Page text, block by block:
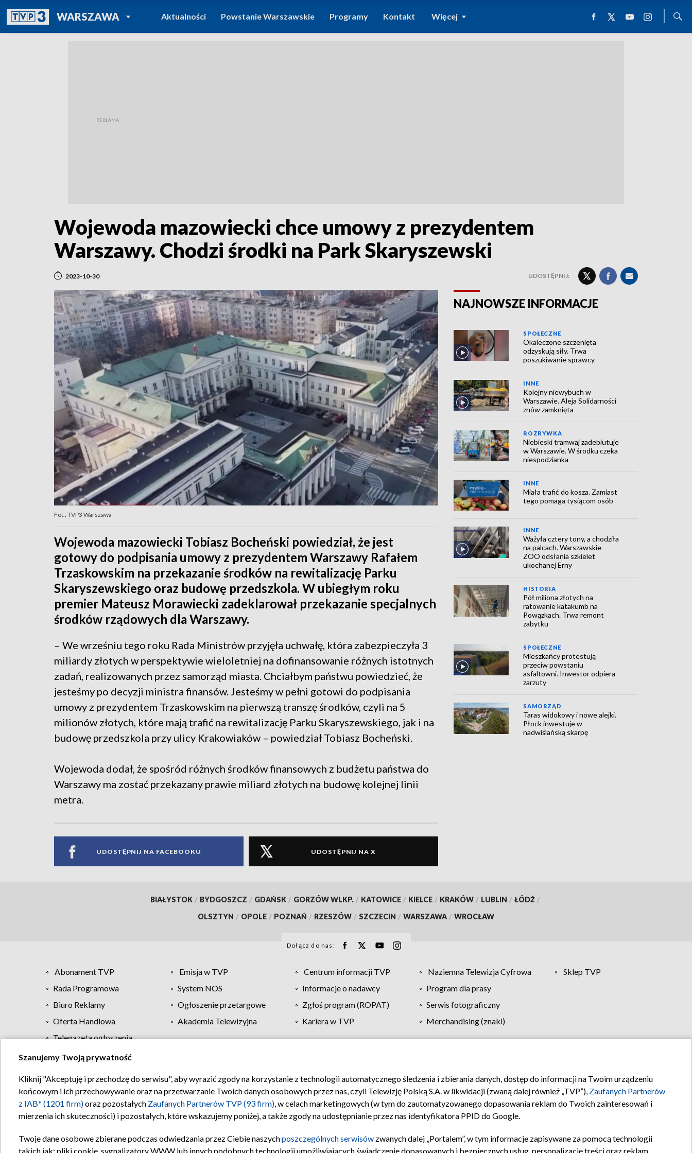
WARSZAWAPOWRÓT DO
TVP REGIONY
Aktualności Powstanie Warszawskie Programy Kontakt Więcej
Wojewoda mazowiecki chce umowy z prezydentem
Warszawy. Chodzi środki na Park Skaryszewski
2023-10-30 UDOSTĘPNIJ:
Fot.: TVP3 Warszawa
Wojewoda mazowiecki Tobiasz Bocheński powiedział, że jest
gotowy do podpisania umowy z prezydentem Warszawy Rafałem
Trzaskowskim na przekazanie środków na rewitalizację Parku
Skaryszewskiego oraz budowę przedszkola. W ubiegłym roku
premier Mateusz Morawiecki zadeklarował przekazanie specjalnych
środków rządowych dla Warszawy.
– We wrześniu tego roku Rada Ministrów przyjęła uchwałę, która zabezpieczyła 3
miliardy złotych w perspektywie wieloletniej na dofinansowanie różnych istotnych
zadań, realizowanych przez samorząd miasta. Chciałbym państwu powiedzieć, że
jesteśmy po decyzji ministra finansów. Jesteśmy w pełni gotowi do podpisania
umowy z prezydentem Trzaskowskim na pierwszą transzę środków, czyli na 5
milionów złotych, które mają trafić na rewitalizację Parku Skaryszewskiego, jak i na
budowę przedszkola przy ulicy Krakowiaków – powiedział Tobiasz Bocheński.
Wojewoda dodał, że spośród różnych środków finansowych z budżetu państwa do
Warszawy ma zostać przekazany prawie miliard złotych na budowę kolejnej linii
metra.
UDOSTĘPNIJ NA FACEBOOKU UDOSTĘPNIJ NA X
NAJNOWSZE INFORMACJE
SPOŁECZNE
Okaleczone szczenięta
odzyskują siły. Trwa
poszukiwanie sprawcy
INNE
Kolejny niewybuch w
Warszawie. Aleja Solidarności
znów zamknięta
ROZRYWKA
Niebieski tramwaj zadebiutuje
w Warszawie. W środku czeka
niespodzianka
INNE
Miała trafić do kosza. Zamiast
tego pomaga tysiącom osób
INNE
Ważyła cztery tony, a chodziła
na palcach. Warszawskie
ZOO odsłania szkielet
ukochanej Erny
HISTORIA
Pół miliona złotych na
ratowanie katakumb na
Powązkach. Trwa remont
zabytku
SPOŁECZNE
Mieszkańcy protestują
przeciw powstaniu
asfaltowni. Inwestor odpiera
zarzuty
SAMORZĄD
Taras widokowy i nowe alejki.
Płock inwestuje w
nadwiślańską skarpę
BIAŁYSTOK / BYDGOSZCZ / GDAŃSK / GORZÓW WLKP. / KATOWICE / KIELCE / KRAKÓW / LUBLIN / ŁÓDŹ /
OLSZTYN / OPOLE / POZNAŃ / RZESZÓW / SZCZECIN / WARSZAWA / WROCŁAW
Dołącz do nas:
Abonament TVP Emisja w TVP Centrum informacji TVP Naziemna Telewizja Cyfrowa
Sklep TVP
Rada Programowa
System NOS Informacje o nadawcy
Program dla prasy
Biuro Reklamy
Ogłoszenie przetargowe Zgłoś program (ROPAT)
Serwis fotograficzny
Oferta Handlowa
Akademia Telewizyjna Kariera w TVP
Merchandising (znaki)
Telegazeta ogłoszenia
Regulamin TVP Polityka prywatności Moje zgody Pomoc Biuro reklamy Kontakt
Szanujemy Twoją prywatność
Kliknij "Akceptuję i przechodzę do serwisu", aby wyrazić zgody na korzystanie z technologii automatycznego śledzenia i zbierania danych, dostęp do informacji na Twoim urządzeniu
końcowym i ich przechowywanie oraz na przetwarzanie Twoich danych osobowych przez nas, czyli Telewizję Polską S.A. w likwidacji (zwaną dalej również „TVP”), Zaufanych Partnerów
z IAB* (1201 firm)oraz pozostałych Zaufanych Partnerów TVP (93 firm), w celach marketingowych (w tym do zautomatyzowanego dopasowania reklam do Twoich zainteresowań i
mierzenia ich skuteczności) i pozostałych, które wskazujemy poniżej, a także zgody na udostępnianie przez nas identyfikatora PPID do Google.
Twoje dane osobowe zbierane podczas odwiedzania przez Ciebie naszychposzczególnych serwisów zwanych dalej „Portalem”, w tym informacje zapisywane za pomocą technologii
takich jak: pliki cookie, sygnalizatory WWW lub innych podobnych technologii umożliwiających świadczenie dopasowanych i bezpiecznych usług, personalizację treści oraz reklam,